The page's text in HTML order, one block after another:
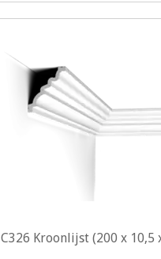
C326 Kroonlijst (200 x 10,5